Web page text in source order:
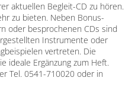
aktuellen Begleit-CD zu hören.
zu bieten. Neben Bonus-
oder besprochenen CDs sind
Instrumente oder
vertreten. Die
ideale Ergänzung zum Heft.
Tel. 0541-710020 oder in